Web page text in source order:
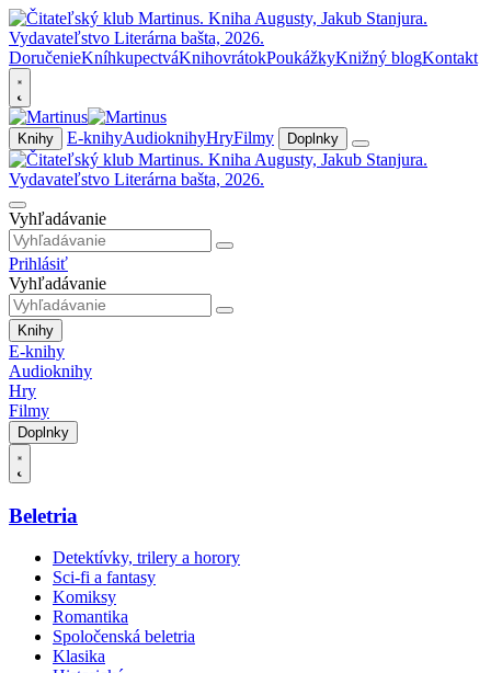
DoručenieKníhkupectváKnihovrátokPoukážkyKnižný blogKontakt
Knihy E-knihyAudioknihyHryFilmy Doplnky
Vyhľadávanie
Prihlásiť
Vyhľadávanie
Knihy
E-knihy
Audioknihy
Hry
Filmy
Doplnky
Beletria
Detektívky, trilery a horory
Sci-fi a fantasy
Komiksy
Romantika
Spoločenská beletria
Klasika